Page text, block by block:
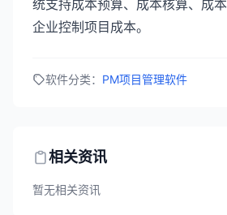
统支持成本预算、成本核算、成
企业控制项目成本。
软件分类： PM项目管理软件
相关资讯
暂无相关资讯